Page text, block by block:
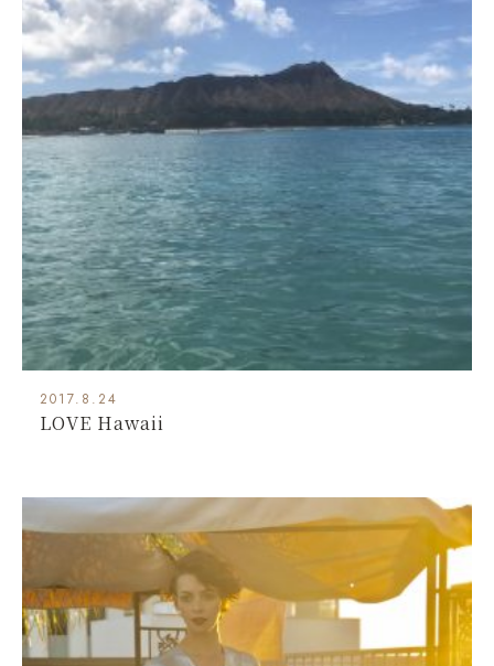
2017.8.24
LOVE Hawaii